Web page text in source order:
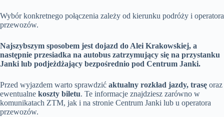
Wybór konkretnego połączenia zależy od kierunku podróży i operatora
przewozów.
Najszybszym sposobem jest dojazd do Alei Krakowskiej, a
następnie przesiadka na autobus zatrzymujący się na przystanku
Janki lub podjeżdżający bezpośrednio pod Centrum Janki.
Przed wyjazdem warto sprawdzić aktualny rozkład jazdy, trasę oraz
ewentualne koszty biletu. Te informacje znajdziesz zarówno w
komunikatach ZTM, jak i na stronie Centrum Janki lub u operatora
przewozów.